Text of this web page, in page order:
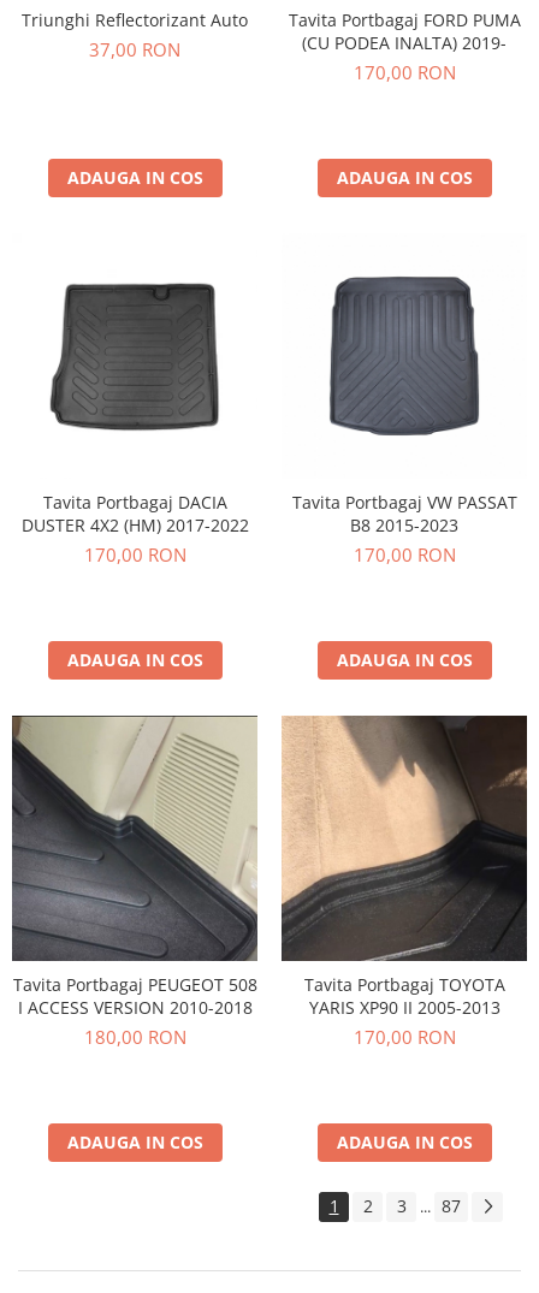
Triunghi Reflectorizant Auto
37,00 RON
ADAUGA IN COS
Tavita Portbagaj FORD PUMA
(CU PODEA INALTA) 2019-
170,00 RON
ADAUGA IN COS
Tavita Portbagaj DACIA
DUSTER 4X2 (HM) 2017-2022
170,00 RON
ADAUGA IN COS
Tavita Portbagaj VW PASSAT
B8 2015-2023
170,00 RON
ADAUGA IN COS
Tavita Portbagaj PEUGEOT 508
I ACCESS VERSION 2010-2018
180,00 RON
ADAUGA IN COS
Tavita Portbagaj TOYOTA
YARIS XP90 II 2005-2013
170,00 RON
ADAUGA IN COS
1 2 3 ... 87